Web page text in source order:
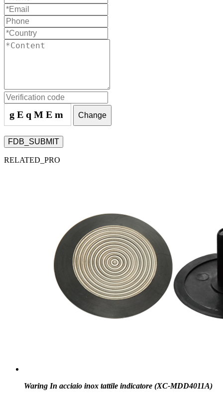
gEqMEm Change
FDB_SUBMIT
RELATED_PRO
Waring In acciaio inox tattile indicatore (XC-MDD4011A)